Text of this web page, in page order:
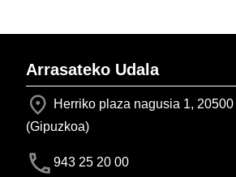
Arrasateko Udala
Herriko plaza nagusia 1, 20500
(Gipuzkoa)
943 25 20 00